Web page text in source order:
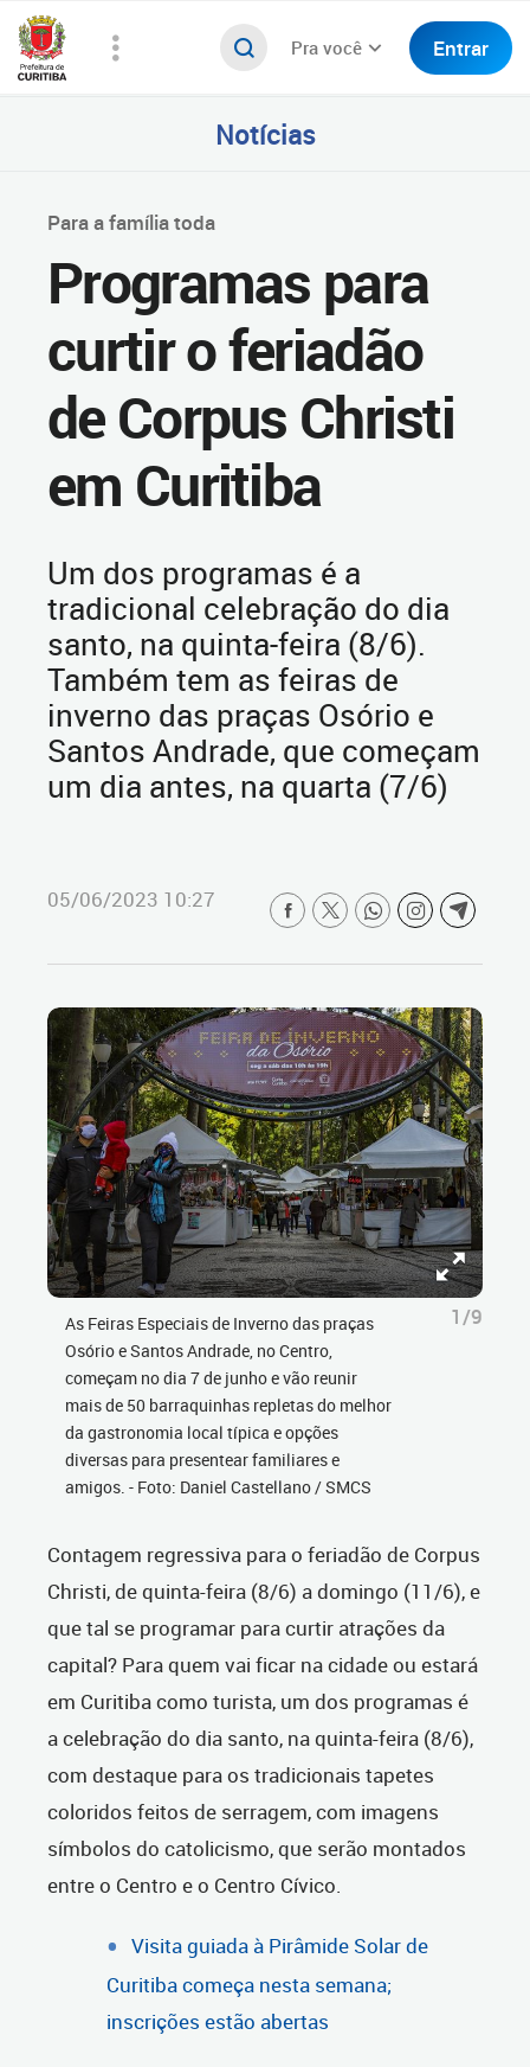
Pra você Entrar
Notícias
Para a família toda
Programas para
curtir o feriadão
de Corpus Christi
em Curitiba
Um dos programas é a
tradicional celebração do dia
santo, na quinta-feira (8/6).
Também tem as feiras de
inverno das praças Osório e
Santos Andrade, que começam
um dia antes, na quarta (7/6)
05/06/2023 10:27
As Feiras Especiais de Inverno das praças
Osório e Santos Andrade, no Centro,
começam no dia 7 de junho e vão reunir
mais de 50 barraquinhas repletas do melhor
da gastronomia local típica e opções
diversas para presentear familiares e
amigos. - Foto: Daniel Castellano / SMCS
1/9
Contagem regressiva para o feriadão de Corpus
Christi, de quinta-feira (8/6) a domingo (11/6), e
que tal se programar para curtir atrações da
capital? Para quem vai ficar na cidade ou estará
em Curitiba como turista, um dos programas é
a celebração do dia santo, na quinta-feira (8/6),
com destaque para os tradicionais tapetes
coloridos feitos de serragem, com imagens
símbolos do catolicismo, que serão montados
entre o Centro e o Centro Cívico.
Visita guiada à Pirâmide Solar de
Curitiba começa nesta semana;
inscrições estão abertas